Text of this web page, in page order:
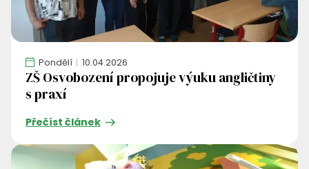
Pondělí 10.04.2026
ZŠ Osvobození propojuje výuku angličtiny
s praxí
Přečíst článek